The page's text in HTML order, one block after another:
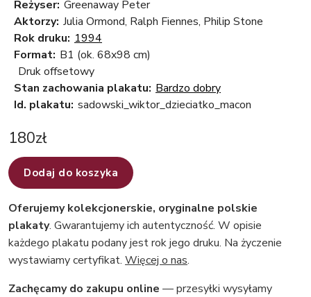
Reżyser: Greenaway Peter
Aktorzy: Julia Ormond, Ralph Fiennes, Philip Stone
Rok druku: 1994
Format: B1 (ok. 68x98 cm)
Druk offsetowy
Stan zachowania plakatu: Bardzo dobry
Id. plakatu: sadowski_wiktor_dzieciatko_macon
180zł
Dodaj do koszyka
Oferujemy kolekcjonerskie, oryginalne polskie
plakaty. Gwarantujemy ich autentyczność. W opisie
każdego plakatu podany jest rok jego druku. Na życzenie
wystawiamy certyfikat. Więcej o nas.
Zachęcamy do zakupu online — przesyłki wysyłamy